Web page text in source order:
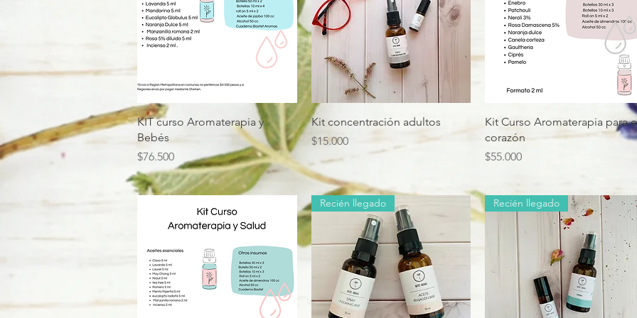
Vista rápida
KIT curso Aromaterapia y
Bebés
Precio
$76.500
Vista rápida
Kit concentración adultos
Precio
$15.000
Vista rápida
Kit Curso Aromaterapia para
corazón
Precio
$55.000
Recién llegado Recién llegado